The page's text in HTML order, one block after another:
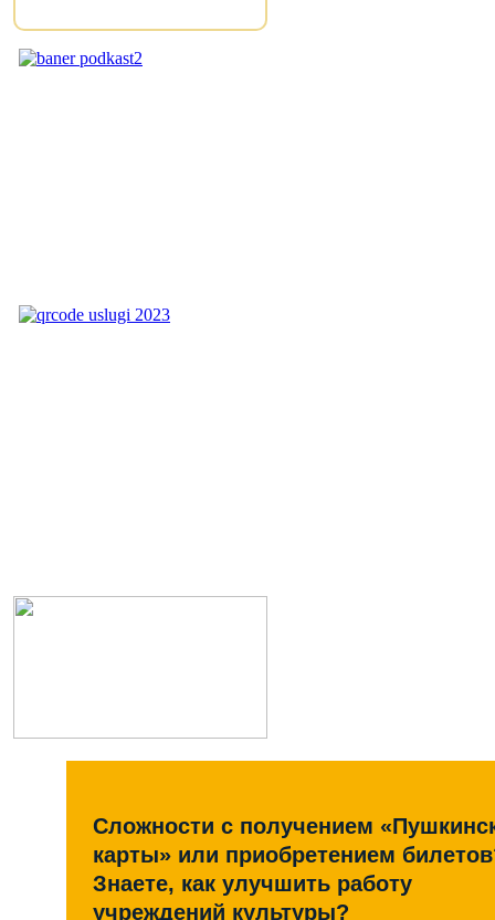
Сложности с получением
карты» или приобретением
Знаете, как улучшить работу
учреждений культуры?